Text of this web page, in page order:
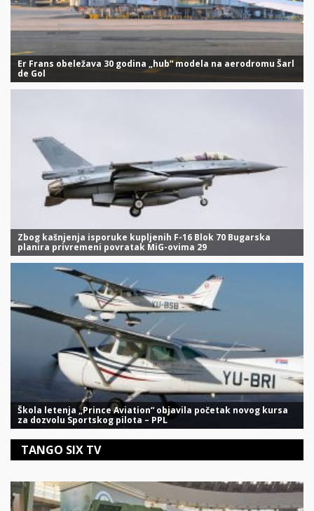
Er Frans obeležava 30 godina „hub“ modela na aerodromu Šarl
de Gol
Zbog kašnjenja isporuke kupljenih F-16 Blok 70 Bugarska
planira privremeni povratak MiG-ovima 29
Škola letenja „Prince Aviation“ objavila početak novog kursa
za dozvolu Sportskog pilota – PPL
TANGO SIX TV